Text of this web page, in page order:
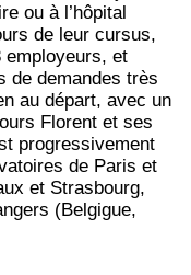
ou à l’hôpital
de leur cursus,
employeurs, et
de demandes très
au départ, avec un
Florent et ses
progressivement
de Paris et
et Strasbourg,
(Belgigue,